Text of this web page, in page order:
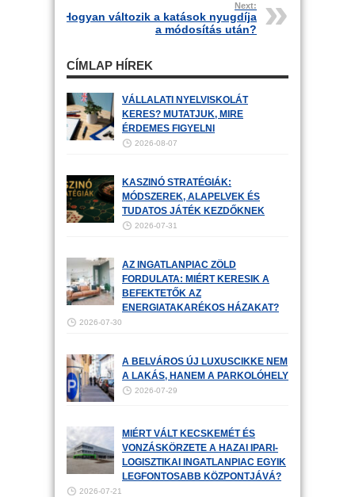
Next:
Hogyan változik a katások nyugdíja
a módosítás után?
CÍMLAP HÍREK
VÁLLALATI NYELVISKOLÁT
KERES? MUTATJUK, MIRE
ÉRDEMES FIGYELNI
2026-08-07
KASZINÓ STRATÉGIÁK:
MÓDSZEREK, ALAPELVEK ÉS
TUDATOS JÁTÉK KEZDŐKNEK
2026-07-31
AZ INGATLANPIAC ZÖLD
FORDULATA: MIÉRT KERESIK A
BEFEKTETŐK AZ
ENERGIATAKARÉKOS HÁZAKAT?
2026-07-30
A BELVÁROS ÚJ LUXUSCIKKE NEM
A LAKÁS, HANEM A PARKOLÓHELY
2026-07-29
MIÉRT VÁLT KECSKEMÉT ÉS
VONZÁSKÖRZETE A HAZAI IPARI-
LOGISZTIKAI INGATLANPIAC EGYIK
LEGFONTOSABB KÖZPONTJÁVÁ?
2026-07-21